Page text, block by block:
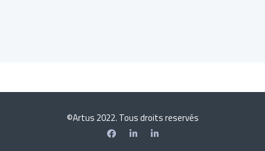
©Artus 2022. Tous droits reservés